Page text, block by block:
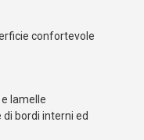
confortevole
lamelle
bordi interni ed